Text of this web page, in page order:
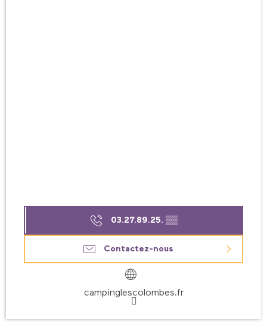
03.27.89.25. ▒▒
Contactez-nous
campinglescolombes.fr